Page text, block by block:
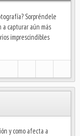
Sorpréndele
capturar aún más
imprescindibles
y como afecta a